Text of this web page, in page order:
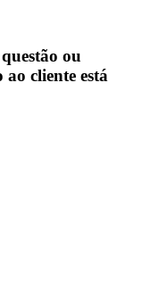
ou
cliente está